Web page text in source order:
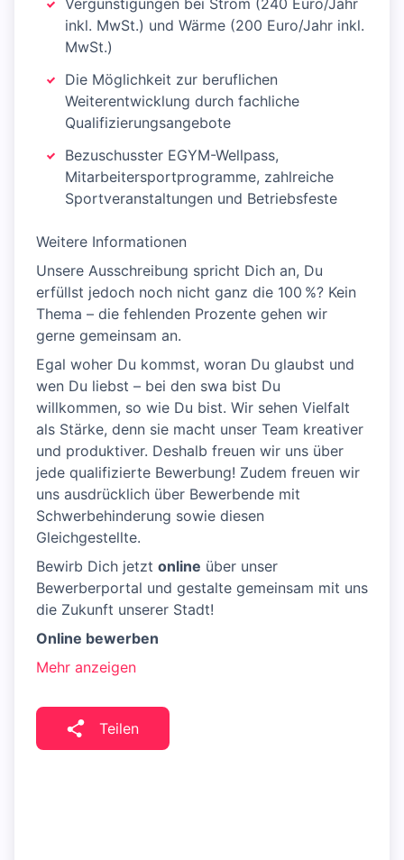
Vergünstigungen bei Strom (240 Euro/Jahr
inkl. MwSt.) und Wärme (200 Euro/Jahr inkl.
MwSt.)
Die Möglichkeit zur beruflichen
Weiterentwicklung durch fachliche
Qualifizierungsangebote
Bezuschusster EGYM-Wellpass,
Mitarbeitersportprogramme, zahlreiche
Sportveranstaltungen und Betriebsfeste
Weitere Informationen
Unsere Ausschreibung spricht Dich an, Du
erfüllst jedoch noch nicht ganz die 100 %? Kein
Thema – die fehlenden Prozente gehen wir
gerne gemeinsam an.
Egal woher Du kommst, woran Du glaubst und
wen Du liebst – bei den swa bist Du
willkommen, so wie Du bist. Wir sehen Vielfalt
als Stärke, denn sie macht unser Team kreativer
und produktiver. Deshalb freuen wir uns über
jede qualifizierte Bewerbung! Zudem freuen wir
uns ausdrücklich über Bewerbende mit
Schwerbehinderung sowie diesen
Gleichgestellte.
Bewirb Dich jetzt online über unser
Bewerberportal und gestalte gemeinsam mit uns
die Zukunft unserer Stadt!
Online bewerben
Mehr anzeigen
Teilen